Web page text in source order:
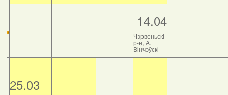
14.04
Чэрвеньскі
р-н, А.
Вінчэўскі
25.03